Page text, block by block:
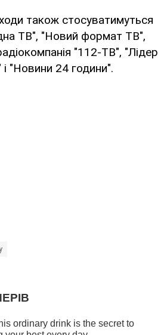
також стосуватимуться
ТВ", "Новий формат ТВ",
"112-ТВ", "Лідер
"Новини 24 години".